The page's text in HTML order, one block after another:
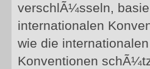
verschlÃ¼sseln,
internationalen
wie die
Konventionen